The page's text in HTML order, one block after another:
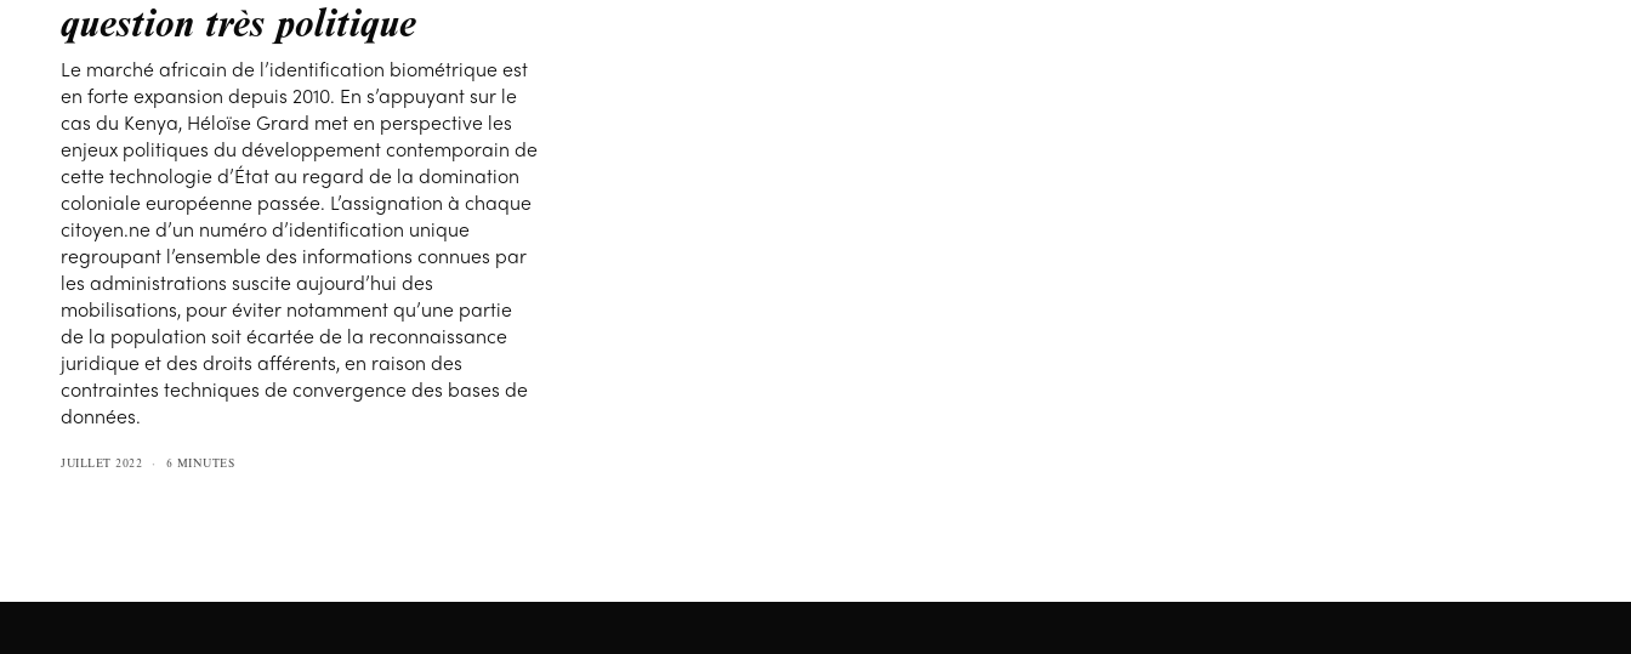
question très politique
Le marché africain de l’identification biométrique est
en forte expansion depuis 2010. En s’appuyant sur le
cas du Kenya, Héloïse Grard met en perspective les
enjeux politiques du développement contemporain de
cette technologie d’État au regard de la domination
coloniale européenne passée. L’assignation à chaque
citoyen.ne d’un numéro d’identification unique
regroupant l’ensemble des informations connues par
les administrations suscite aujourd’hui des
mobilisations, pour éviter notamment qu’une partie
de la population soit écartée de la reconnaissance
juridique et des droits afférents, en raison des
contraintes techniques de convergence des bases de
données.
JUILLET 2022 6 MINUTES